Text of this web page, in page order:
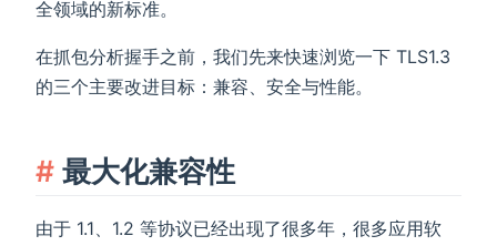
全领域的新标准。
在抓包分析握手之前，我们先来快速浏览一下 TLS1.3
的三个主要改进目标：兼容、安全与性能。
最大化兼容性
由于 1.1、1.2 等协议已经出现了很多年，很多应用软